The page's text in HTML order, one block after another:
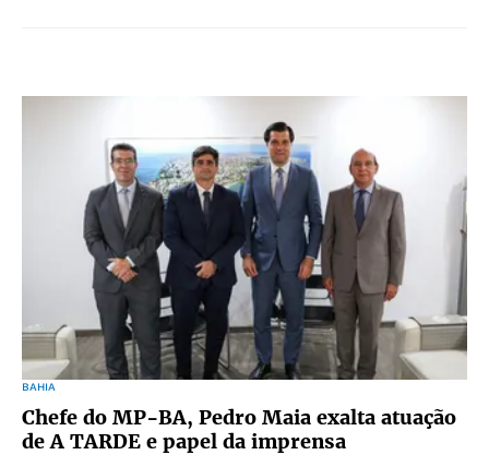
BAHIA
Chefe do MP-BA, Pedro Maia exalta atuação
de A TARDE e papel da imprensa